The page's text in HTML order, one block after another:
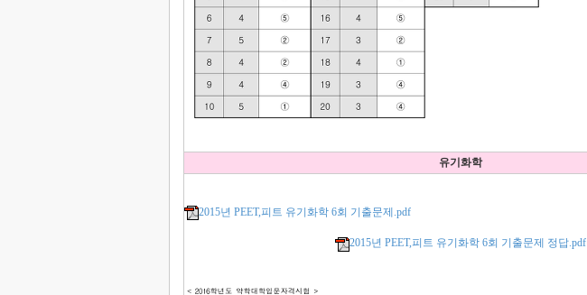
유기화학
2015년 PEET,피트 유기화학 6회 기출문제.pdf
2015년 PEET,피트 유기화학 6회 기출문제 정답.pdf